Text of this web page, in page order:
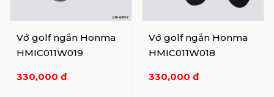
Vớ golf ngắn Honma
HMIC011W019
330,000 đ
Vớ golf ngắn Honma
HMIC011W018
330,000 đ